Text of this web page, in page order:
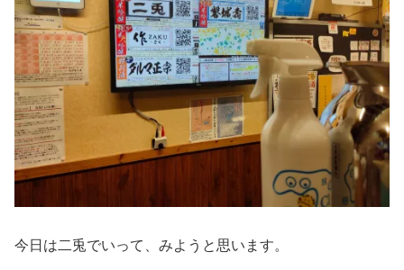
今日は二兎でいって、みようと思います。